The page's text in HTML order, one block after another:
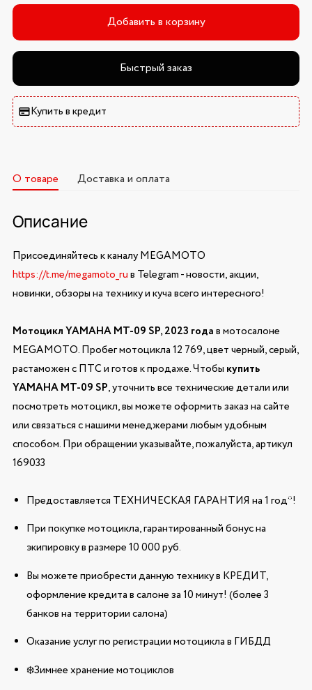
Добавить в корзину
Быстрый заказ
Купить в кредит
О товаре Доставка и оплата
Описание
Присоединяйтесь к каналу MEGAMOTO
https://t.me/megamoto_ruв Telegram - новости, акции,
новинки, обзоры на технику и куча всего интересного!
Мотоцикл YAMAHA MT-09 SP, 2023 годав мотосалоне
MEGAMOTO. Пробег мотоцикла 12 769, цвет черный, серый,
растаможен с ПТС и готов к продаже. Чтобы купить
YAMAHA MT-09 SP, уточнить все технические детали или
посмотреть мотоцикл, вы можете оформить заказ на сайте
или связаться с нашими менеджерами любым удобным
способом. При обращении указывайте, пожалуйста, артикул
169033
Предоставляется ТЕХНИЧЕСКАЯ ГАРАНТИЯ на 1 год*!
При покупке мотоцикла, гарантированный бонус на
экипировку в размере 10 000 руб.
Вы можете приобрести данную технику в КРЕДИТ,
оформление кредита в салоне за 10 минут! (более 3
банков на территории салона)
Оказание услуг по регистрации мотоцикла в ГИБДД
❄️Зимнее хранение мотоциклов